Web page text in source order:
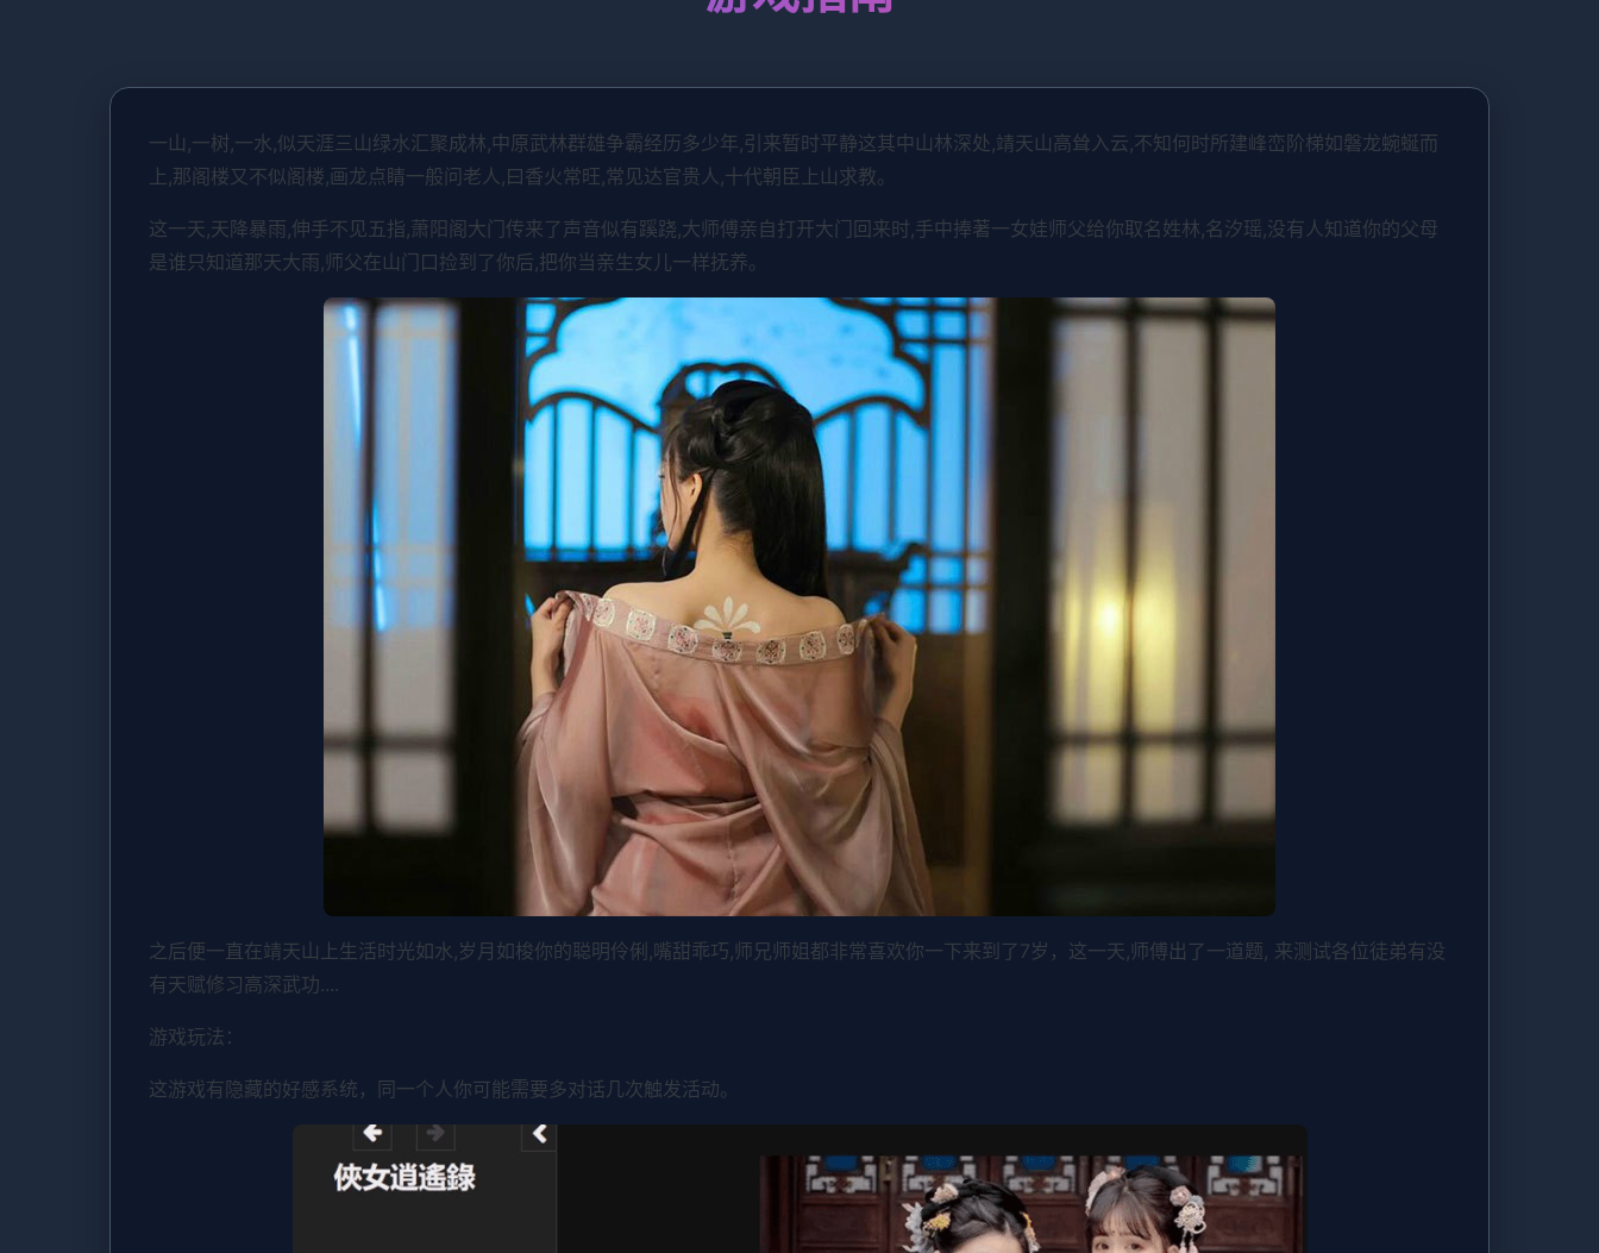
一山,一树,一水,似天涯三山绿水汇聚成林,中原武林群雄争霸经历多少年,引来暂时平静这其中山林深处,靖天山高耸入云,不知何时所建峰峦阶梯如磐龙蜿蜒而
上,那阁楼又不似阁楼,画龙点睛一般问老人,曰香火常旺,常见达官贵人,十代朝臣上山求教。
这一天,天降暴雨,伸手不见五指,萧阳阁大门传来了声音似有蹊跷,大师傅亲自打开大门回来时,手中捧著一女娃师父给你取名姓林,名汐瑶,没有人知道你的父母
是谁只知道那天大雨,师父在山门口捡到了你后,把你当亲生女儿一样抚养。
之后便一直在靖天山上生活时光如水,岁月如梭你的聪明伶俐,嘴甜乖巧,师兄师姐都非常喜欢你一下来到了7岁，这一天,师傅出了一道题, 来测试各位徒弟有没
有天赋修习高深武功....
游戏玩法：
这游戏有隐藏的好感系统，同一个人你可能需要多对话几次触发活动。